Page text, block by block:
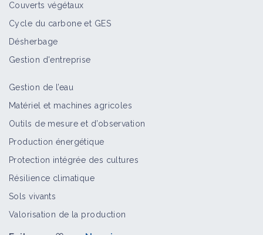
Couverts végétaux
Cycle du carbone et GES
Désherbage
Gestion d'entreprise
Gestion de l’eau
Matériel et machines agricoles
Outils de mesure et d’observation
Production énergétique
Protection intégrée des cultures
Résilience climatique
Sols vivants
Valorisation de la production